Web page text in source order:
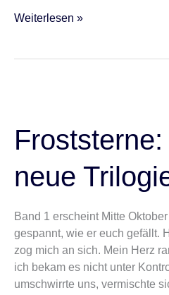
Weiterlesen »
neue
Band 1 erscheint Mitte
gespannt, wie er euch gefällt.
zog mich an sich. Mein Herz
ich bekam es nicht unter
umschwirrte uns, vermischte
neue
Trilogie